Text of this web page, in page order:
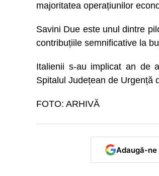
majoritatea operațiunilor
Savini Due este unul dintre
contribuțiile semnificative la
Italienii s-au implicat an de
Spitalul Județean de Urgență
FOTO: ARHIVĂ
Adaugă-